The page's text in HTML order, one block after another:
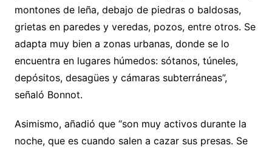
montones de leña, debajo de piedras o baldosas,
grietas en paredes y veredas, pozos, entre otros. Se
adapta muy bien a zonas urbanas, donde se lo
encuentra en lugares húmedos: sótanos, túneles,
depósitos, desagües y cámaras subterráneas”,
señaló Bonnot.
Asimismo, añadió que “son muy activos durante la
noche, que es cuando salen a cazar sus presas. Se